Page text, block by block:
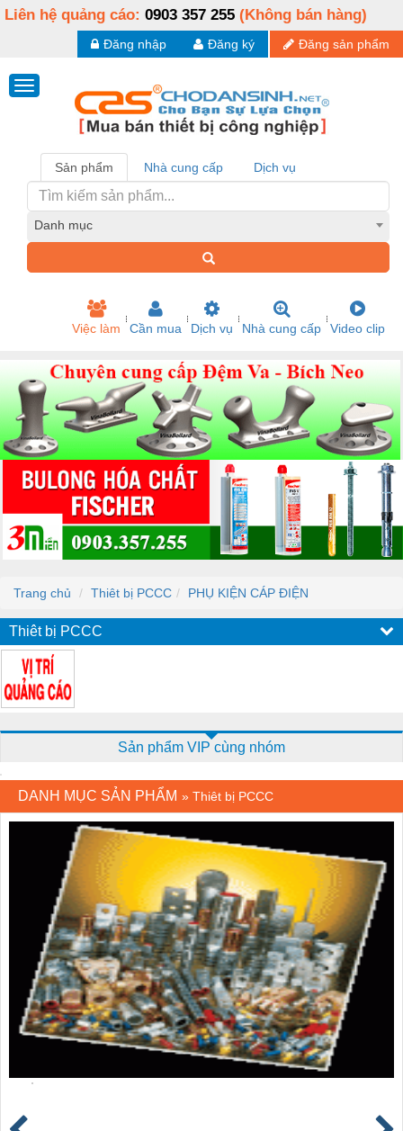
Liên hệ quảng cáo: 0903 357 255 (Không bán hàng)
Đăng sản phẩm
Đăng ký
Đăng nhập
Sản phẩm Nhà cung cấp Dịch vụ
Danh mục
Việc làm Cần mua Dịch vụ Nhà cung cấp Video clip
Trang chủ Thiêt bị PCCC PHỤ KIỆN CÁP ĐIỆN
Thiêt bị PCCC
Sản phẩm VIP cùng nhóm
DANH MỤC SẢN PHẨM » Thiêt bị PCCC